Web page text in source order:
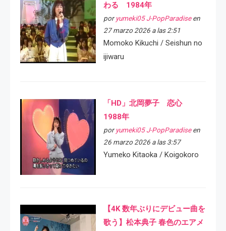
わる 1984年
por yumeki05 J-PopParadiseen
27 marzo 2026 a las 2:51
Momoko Kikuchi / Seishun no
ijiwaru
「HD」北岡夢子 恋心
1988年
por yumeki05 J-PopParadiseen
26 marzo 2026 a las 3:57
Yumeko Kitaoka / Koigokoro
【4K 数年ぶりにデビュー曲を
歌う】松本典子 春色のエアメ